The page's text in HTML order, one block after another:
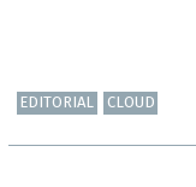
EDITORIAL CLOUD